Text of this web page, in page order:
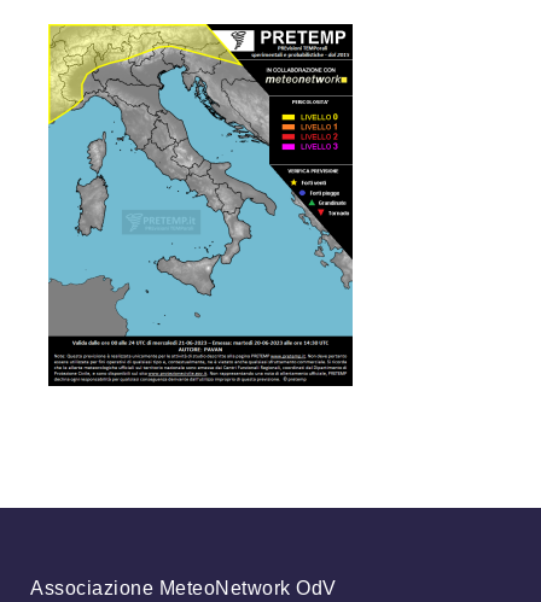
Associazione MeteoNetwork OdV